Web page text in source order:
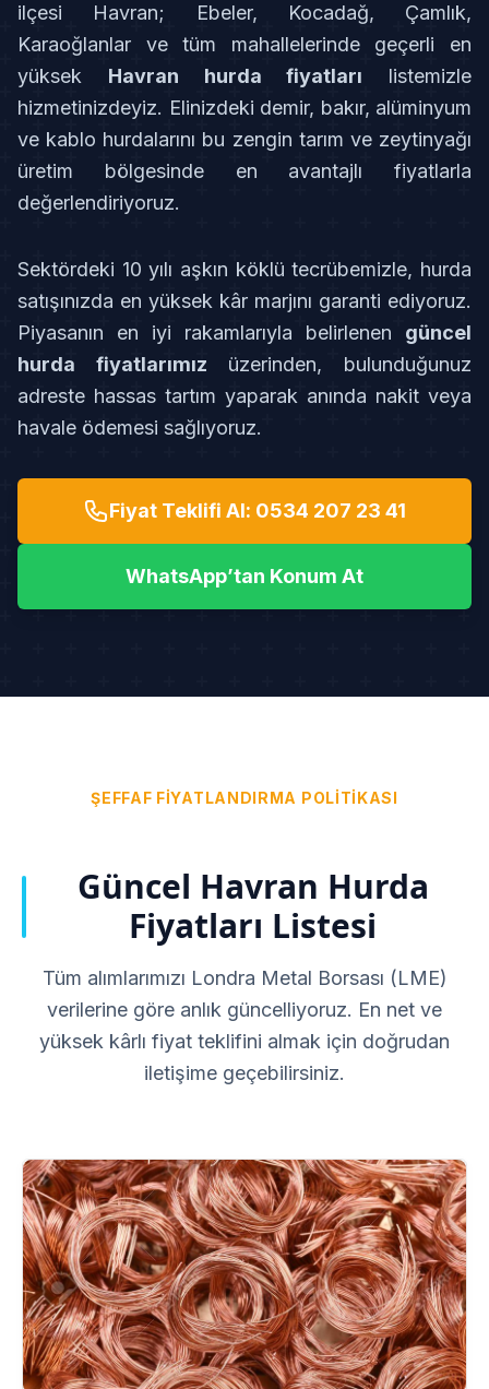
ilçesi Havran; Ebeler, Kocadağ, Çamlık,
Karaoğlanlar ve tüm mahallelerinde geçerli en
yüksek Havran hurda fiyatları listemizle
hizmetinizdeyiz. Elinizdeki demir, bakır, alüminyum
ve kablo hurdalarını bu zengin tarım ve zeytinyağı
üretim bölgesinde en avantajlı fiyatlarla
değerlendiriyoruz.
Sektördeki 10 yılı aşkın köklü tecrübemizle, hurda
satışınızda en yüksek kâr marjını garanti ediyoruz.
Piyasanın en iyi rakamlarıyla belirlenen güncel
hurda fiyatlarımız üzerinden, bulunduğunuz
adreste hassas tartım yaparak anında nakit veya
havale ödemesi sağlıyoruz.
Fiyat Teklifi Al: 0534 207 23 41
WhatsApp’tan Konum At
ŞEFFAF FIYATLANDIRMA POLITIKASI
Güncel Havran Hurda
Fiyatları Listesi
Tüm alımlarımızı Londra Metal Borsası (LME)
verilerine göre anlık güncelliyoruz. En net ve
yüksek kârlı fiyat teklifini almak için doğrudan
iletişime geçebilirsiniz.